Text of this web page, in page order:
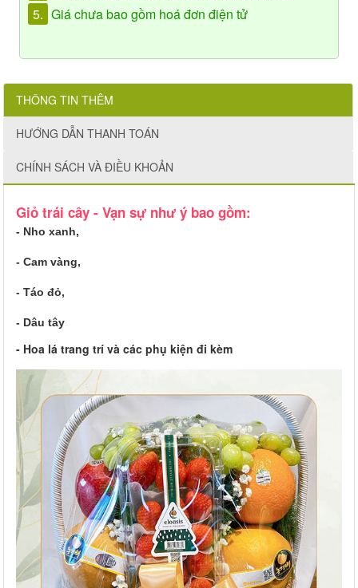
5. Giá chưa bao gồm hoá đơn điện tử
THÔNG TIN THÊM
HƯỚNG DẪN THANH TOÁN
CHÍNH SÁCH VÀ ĐIỀU KHOẢN
Giỏ trái cây - Vạn sự như ý bao gồm:
- Nho xanh,
- Cam vàng,
- Táo đỏ,
- Dâu tây
- Hoa lá trang trí và các phụ kiện đi kèm